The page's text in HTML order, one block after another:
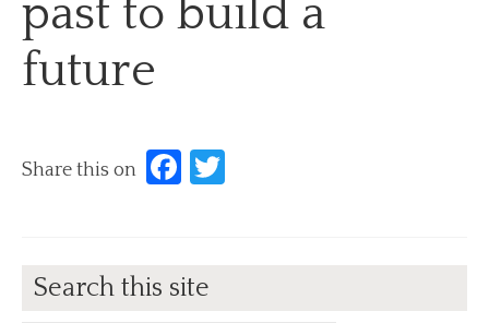
past to build a
future
Share this on Facebook
Search this site